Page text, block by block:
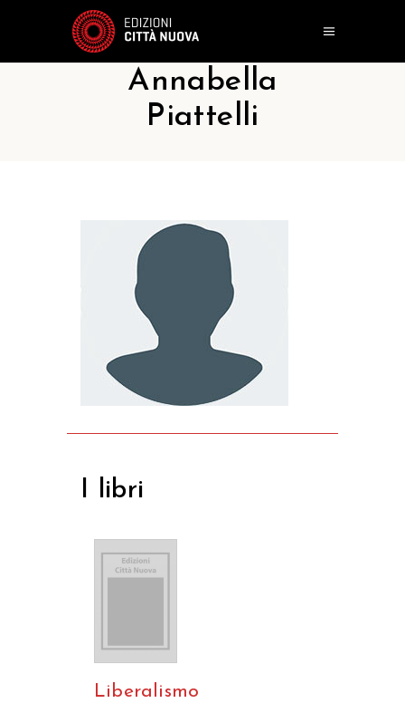
Annabella
Piattelli
I libri
Liberalismo